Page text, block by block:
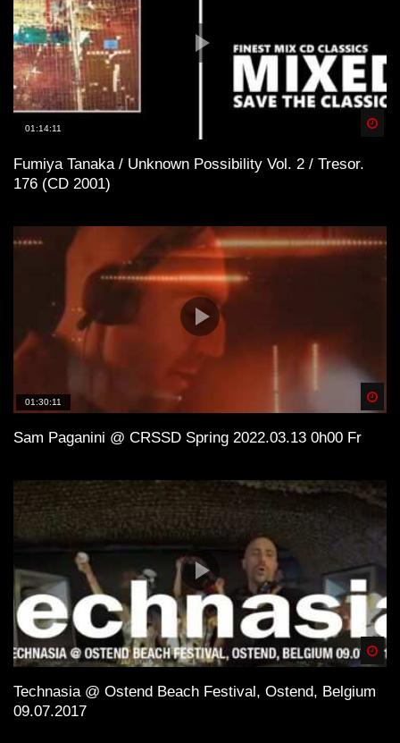
01:14:11
Fumiya Tanaka / Unknown Possibility Vol. 2 / Tresor.
176 (CD 2001)
01:30:11
Sam Paganini @ CRSSD Spring 2022.03.13 0h00 Fr
Technasia @ Ostend Beach Festival, Ostend, Belgium
09.07.2017